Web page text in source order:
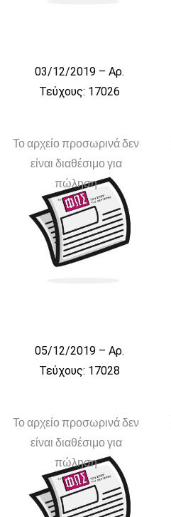
03/12/2019 – Αρ.
Τεύχους: 17026
Το αρχείο προσωρινά δεν
είναι διαθέσιμο για
πώληση
05/12/2019 – Αρ.
Τεύχους: 17028
Το αρχείο προσωρινά δεν
είναι διαθέσιμο για
πώληση